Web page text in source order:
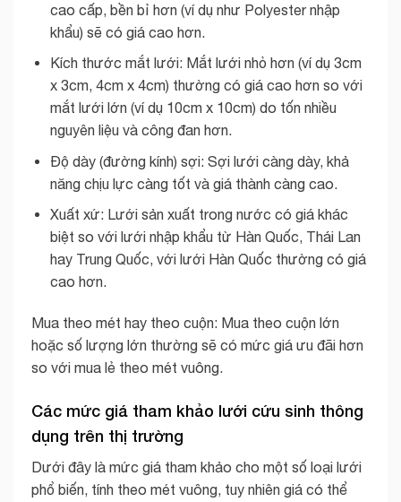
cao cấp, bền bỉ hơn (ví dụ như Polyester nhập
khẩu) sẽ có giá cao hơn.
Kích thước mắt lưới: Mắt lưới nhỏ hơn (ví dụ 3cm
x 3cm, 4cm x 4cm) thường có giá cao hơn so với
mắt lưới lớn (ví dụ 10cm x 10cm) do tốn nhiều
nguyên liệu và công đan hơn.
Độ dày (đường kính) sợi: Sợi lưới càng dày, khả
năng chịu lực càng tốt và giá thành càng cao.
Xuất xứ: Lưới sản xuất trong nước có giá khác
biệt so với lưới nhập khẩu từ Hàn Quốc, Thái Lan
hay Trung Quốc, với lưới Hàn Quốc thường có giá
cao hơn.
Mua theo mét hay theo cuộn: Mua theo cuộn lớn
hoặc số lượng lớn thường sẽ có mức giá ưu đãi hơn
so với mua lẻ theo mét vuông.
Các mức giá tham khảo lưới cứu sinh thông
dụng trên thị trường
Dưới đây là mức giá tham khảo cho một số loại lưới
phổ biến, tính theo mét vuông, tuy nhiên giá có thể